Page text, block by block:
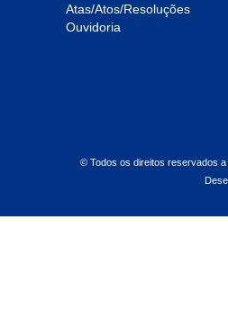
Atas/Atos/Resoluções
Ouvidoria
© Todos os direitos reservados